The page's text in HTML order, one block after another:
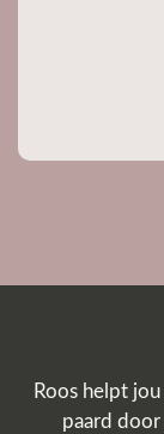
Roos helpt
paard